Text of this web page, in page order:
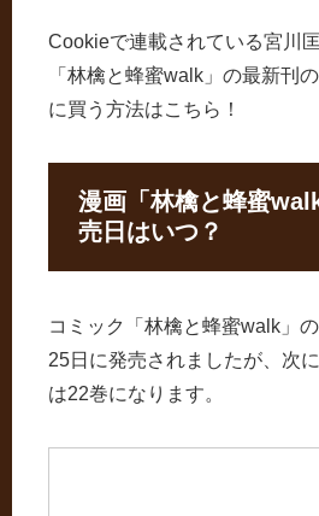
Cookieで連載されている宮川
「林檎と蜂蜜walk」の最新刊
に買う方法はこちら！
漫画「林檎と蜂蜜
売日はいつ？
コミック「林檎と蜂蜜walk」
25日に発売されましたが、次
は22巻になります。